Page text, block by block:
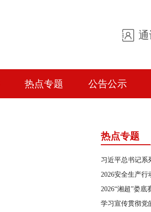
通
热点专题 公告公示
热点专题
习近平总书记系
2026安全生产行
2026“湘超”娄底
学习宣传贯彻党